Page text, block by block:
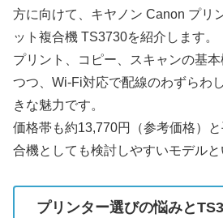
方に向けて、キヤノン Canon プリ
ット複合機 TS3730を紹介します。
プリント、コピー、スキャンの基
つつ、Wi-Fi対応で配線のわずらわ
きな魅力です。
価格帯も約13,770円（参考価格）
合機としても検討しやすいモデルと
プリンター選びの悩みと